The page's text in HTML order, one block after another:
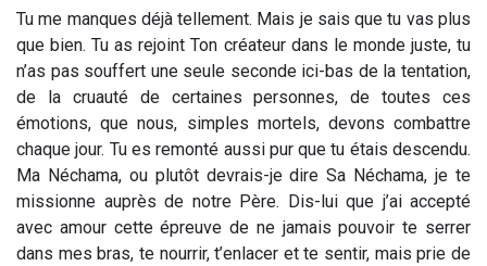
Tu me manques déjà tellement. Mais je sais que tu vas plus
que bien. Tu as rejoint Ton créateur dans le monde juste, tu
n’as pas souffert une seule seconde ici-bas de la tentation,
de la cruauté de certaines personnes, de toutes ces
émotions, que nous, simples mortels, devons combattre
chaque jour. Tu es remonté aussi pur que tu étais descendu.
Ma Néchama, ou plutôt devrais-je dire Sa Néchama, je te
missionne auprès de notre Père. Dis-lui que j’ai accepté
avec amour cette épreuve de ne jamais pouvoir te serrer
dans mes bras, te nourrir, t’enlacer et te sentir, mais prie de